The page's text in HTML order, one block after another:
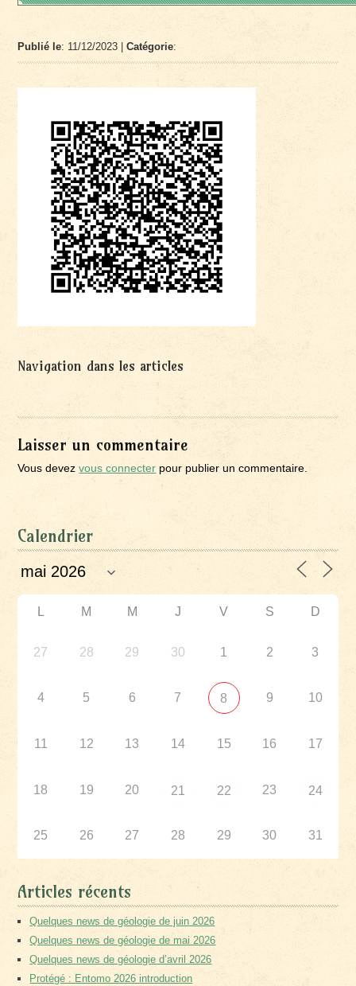
Publié le: 11/12/2023 |Catégorie:
Navigation dans les articles
Laisser un commentaire
Vous devezvous connecter pour publier un commentaire.
Calendrier
L M M J V S D
27 28 29 30 1 2 3
4 5 6 7 8 9 10
11 12 13 14 15 16 17
18 19 20 21 22 23 24
25 26 27 28 29 30 31
Articles récents
Quelques news de géologie de juin 2026
Quelques news de géologie de mai 2026
Quelques news de géologie d’avril 2026
Protégé : Entomo 2026 introduction